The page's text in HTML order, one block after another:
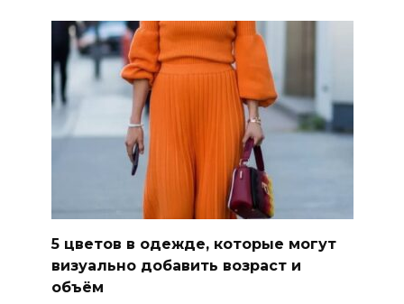
5 цветов в одежде, которые могут
визуально добавить возраст и
объём